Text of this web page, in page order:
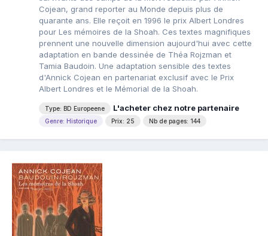
Cojean, grand reporter au Monde depuis plus de
quarante ans. Elle reçoit en 1996 le prix Albert Londres
pour Les mémoires de la Shoah. Ces textes magnifiques
prennent une nouvelle dimension aujourd'hui avec cette
adaptation en bande dessinée de Théa Rojzman et
Tamia Baudoin. Une adaptation sensible des textes
d'Annick Cojean en partenariat exclusif avec le Prix
Albert Londres et le Mémorial de la Shoah.
Type: BD Europeene L'acheter chez notre partenaire
Genre: Historique Prix: 25 Nb de pages: 144